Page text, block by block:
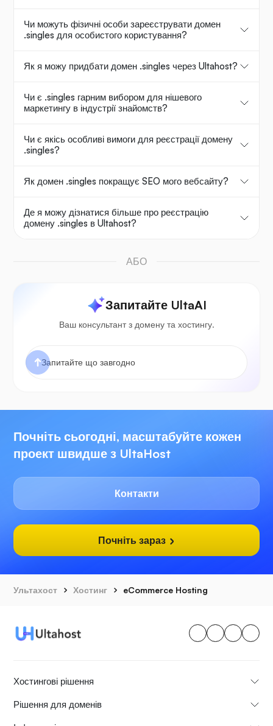
Чи можуть фізичні особи зареєструвати домен
.singles для особистого користування?
Як я можу придбати домен .singles через Ultahost?
Чи є .singles гарним вибором для нішевого
маркетингу в індустрії знайомств?
Чи є якісь особливі вимоги для реєстрації домену
.singles?
Як домен .singles покращує SEO мого вебсайту?
Де я можу дізнатися більше про реєстрацію
домену .singles в Ultahost?
АБО
Запитайте UltaAI
Ваш консультант з домену та хостингу.
Почніть сьогодні, масштабуйте кожен
проект швидше з UltaHost
Контакти
Почніть зараз
Ультахост Хостинг eCommerce Hosting
Хостингові рішення
Рішення для доменів